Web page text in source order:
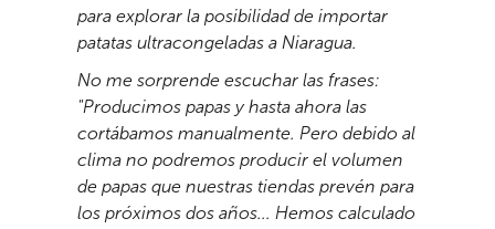
para explorar la posibilidad de importar
patatas ultracongeladas a Niaragua.
No me sorprende escuchar las frases:
"Producimos papas y hasta ahora las
cortábamos manualmente. Pero debido al
clima no podremos producir el volumen
de papas que nuestras tiendas prevén para
los próximos dos años... Hemos calculado